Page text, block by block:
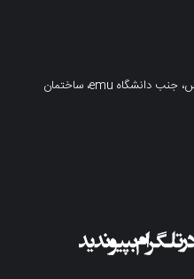
قبرس شمالی، فاماگوستا، خیابان سالامیس، جنب دانشگاه emu، ساختمان